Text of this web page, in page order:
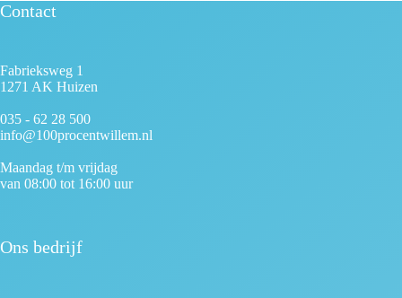
Contact
Fabrieksweg 1
1271 AK Huizen
035 - 62 28 500
info@100procentwillem.nl
Maandag t/m vrijdag
van 08:00 tot 16:00 uur
Ons bedrijf